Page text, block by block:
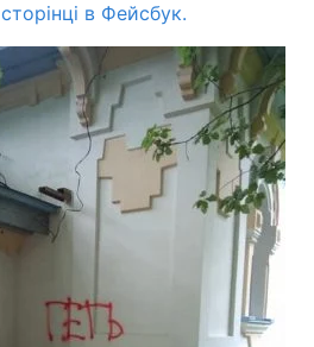
сторінці в Фейсбук.